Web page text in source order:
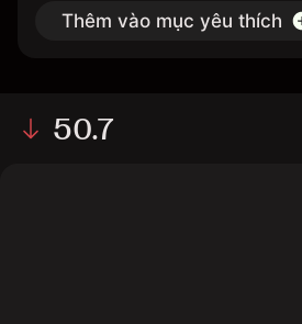
Thêm vào mục yêu thích
50.7